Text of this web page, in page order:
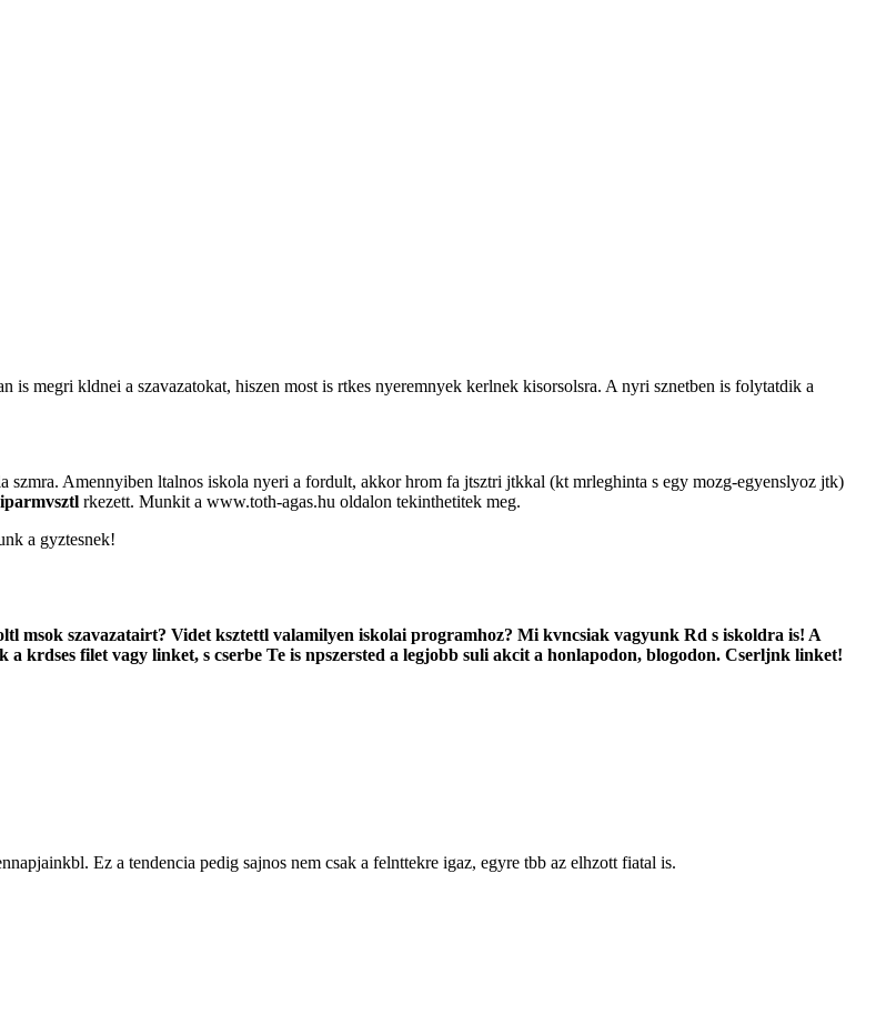
is megri kldnei a szavazatokat, hiszen most is rtkes nyeremnyek kerlnek kisorsolsra. A nyri sznetben is folytatdik a
szmra. Amennyiben ltalnos iskola nyeri a fordult, akkor hrom fa jtsztri jtkkal (kt mrleghinta s egy mozg-egyenslyoz jtk)
rkezett. Munkit a www.toth-agas.hu oldalon tekinthetitek meg.
a gyztesnek!
msok szavazatairt? Videt ksztettl valamilyen iskolai programhoz? Mi kvncsiak vagyunk Rd s iskoldra is! A
krdses filet vagy linket, s cserbe Te is npszersted a legjobb suli akcit a honlapodon, blogodon. Cserljnk linket!
Ez a tendencia pedig sajnos nem csak a felnttekre igaz, egyre tbb az elhzott fiatal is.